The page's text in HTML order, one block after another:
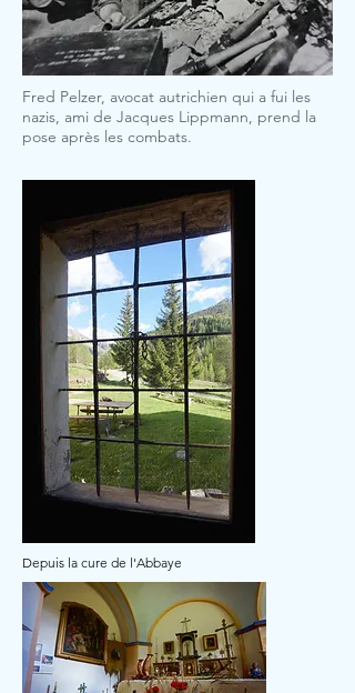
Fred Pelzer, avocat autrichien qui a fui les
nazis, ami de Jacques Lippmann, prend la
pose après les combats.
Depuis la cure de l'Abbaye